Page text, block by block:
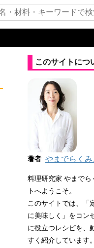
このサイトにつ
著者 やまでらくみ
料理研究家 やまでら
トへようこそ。
このサイトでは、「
に美味しく」をコン
に役立つレシピを、
すく紹介しています。